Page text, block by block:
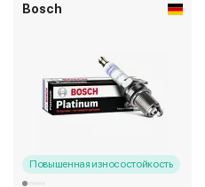
Bosch
Повышенная износостойкость